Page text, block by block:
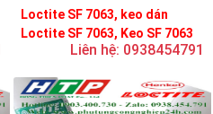
Loctite SF 7063, keo dán
Loctite SF 7063, Keo SF 7063
Liên hệ: 0938454791